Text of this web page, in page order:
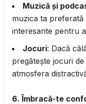
Muzică și
muzica ta
interesante pentru
Jocuri: Dacă
pregătește jocuri
atmosfera
6. Îmbracă-te